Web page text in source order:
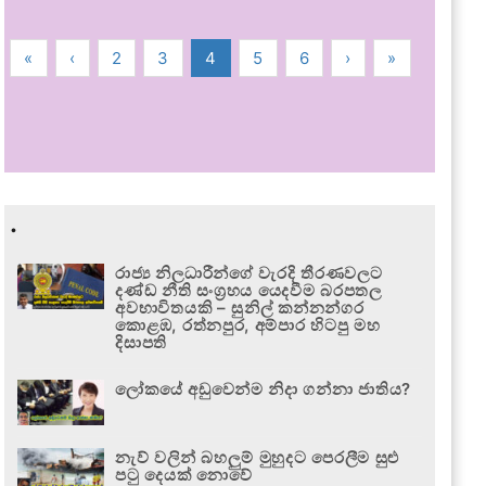
« ‹ 2 3 4 5 6 › »
.
රාජ්‍ය නිලධාරීන්ගේ වැරදි තීරණවලට
දණ්ඩ නීති සංග්‍රහය යෙදවීම බරපතල
අවභාවිතයකි – සුනිල් කන්නන්ගර
කොළඹ, රත්නපුර, අම්පාර හිටපු මහ
දිසාපති
ලෝකයේ අඩුවෙන්ම නිදා ගන්නා ජාතිය?
නැව් වලින් බහලුම් මුහුදට පෙරලීම සුළු
පටු දෙයක් නොවේ